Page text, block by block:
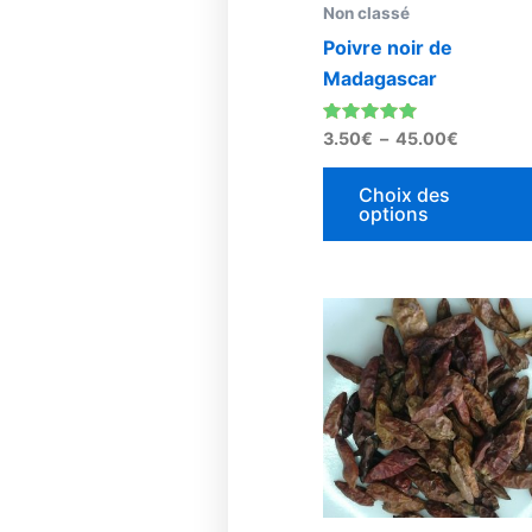
Non classé
Poivre noir de
Madagascar
Note
4.90
sur 5
3.50€ – 45.00€
Choix des
options